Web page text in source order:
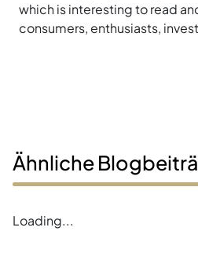
which is interesting to read
consumers, enthusiasts,
Ähnliche
Loading...